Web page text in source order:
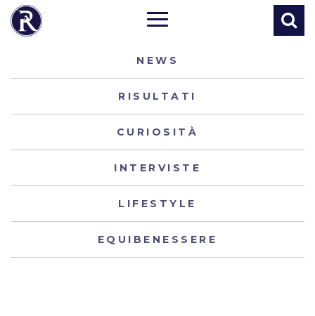
NEWS
RISULTATI
CURIOSITÀ
INTERVISTE
LIFESTYLE
EQUIBENESSERE